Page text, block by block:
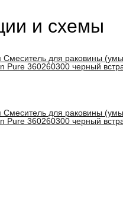
делают
и схемы
для раковины
Pure 360260300 черный
для раковины
Pure 360260300 черный